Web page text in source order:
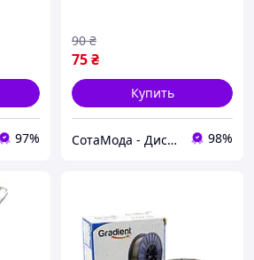
97%
75₴
90 ₴
Купить
СотаМода - Дискаунтер аксессуаров 98%